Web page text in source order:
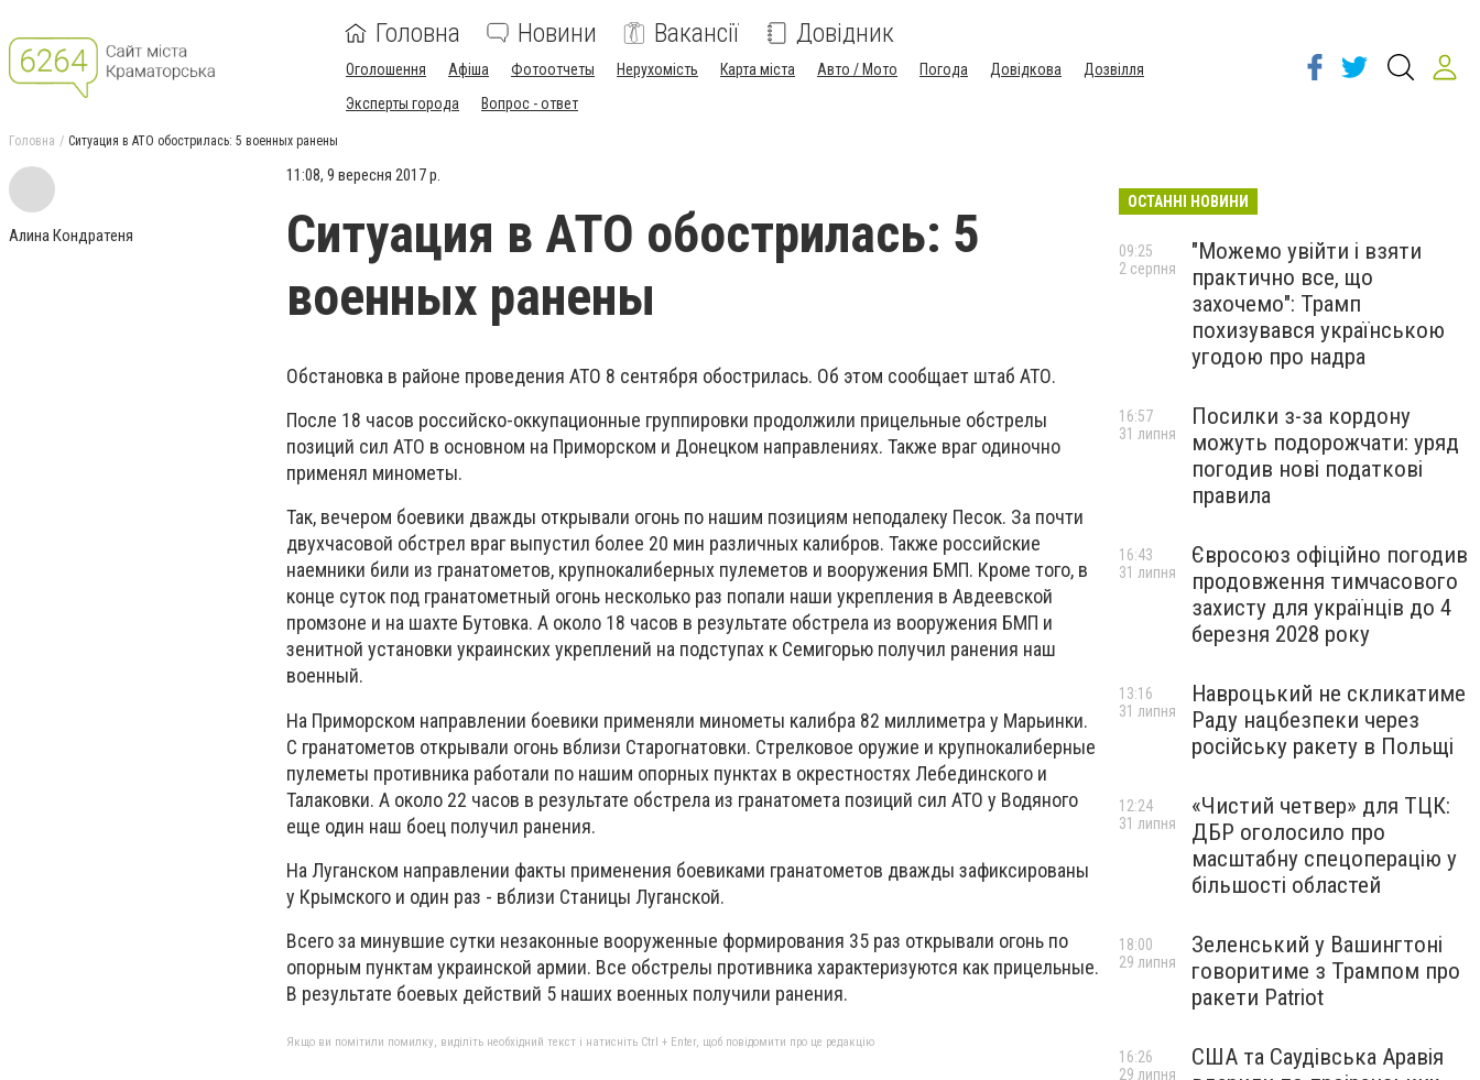
Головна Новини Вакансії Довідник
Оголошення Афіша Фотоотчеты Нерухомість Карта міста Авто / Мото Погода Довідкова
Дозвілля
Эксперты города
Вопрос - ответ
Головна Ситуация в АТО обострилась: 5 военных ранены
Алина Кондратеня
11:08, 9 вересня 2017 р.
Ситуация в АТО обострилась: 5
военных ранены
Обстановка в районе проведения АТО 8 сентября обострилась. Об этом сообщает штаб АТО.
После 18 часов российско-оккупационные группировки продолжили прицельные обстрелы
позиций сил АТО в основном на Приморском и Донецком направлениях. Также враг одиночно
применял минометы.
Так, вечером боевики дважды открывали огонь по нашим позициям неподалеку Песок. За почти
двухчасовой обстрел враг выпустил более 20 мин различных калибров. Также российские
наемники били из гранатометов, крупнокалиберных пулеметов и вооружения БМП. Кроме того, в
конце суток под гранатометный огонь несколько раз попали наши укрепления в Авдеевской
промзоне и на шахте Бутовка. А около 18 часов в результате обстрела из вооружения БМП и
зенитной установки украинских укреплений на подступах к Семигорью получил ранения наш
военный.
На Приморском направлении боевики применяли минометы калибра 82 миллиметра у Марьинки.
С гранатометов открывали огонь вблизи Старогнатовки. Стрелковое оружие и крупнокалиберные
пулеметы противника работали по нашим опорных пунктах в окрестностях Лебединского и
Талаковки. А около 22 часов в результате обстрела из гранатомета позиций сил АТО у Водяного
еще один наш боец ​​получил ранения.
На Луганском направлении факты применения боевиками гранатометов дважды зафиксированы
у Крымского и один раз - вблизи Станицы Луганской.
Всего за минувшие сутки незаконные вооруженные формирования 35 раз открывали огонь по
опорным пунктам украинской армии. Все обстрелы противника характеризуются как прицельные.
В результате боевых действий 5 наших военных получили ранения.
Якщо ви помітили помилку, виділіть необхідний текст і натисніть Ctrl + Enter, щоб повідомити про це редакцію
ОСТАННІ НОВИНИ
"Можемо увійти і взяти
практично все, що
захочемо": Трамп
похизувався українською
угодою про надра
09:25
2 серпня
Посилки з-за кордону
можуть подорожчати: уряд
погодив нові податкові
правила
16:57
31 липня
Євросоюз офіційно погодив
продовження тимчасового
захисту для українців до 4
березня 2028 року
16:43
31 липня
Навроцький не скликатиме
Раду нацбезпеки через
російську ракету в Польщі
13:16
31 липня
«Чистий четвер» для ТЦК:
ДБР оголосило про
масштабну спецоперацію у
більшості областей
12:24
31 липня
Зеленський у Вашингтоні
говоритиме з Трампом про
ракети Patriot
18:00
29 липня
США та Саудівська Аравія
16:26
29 липня